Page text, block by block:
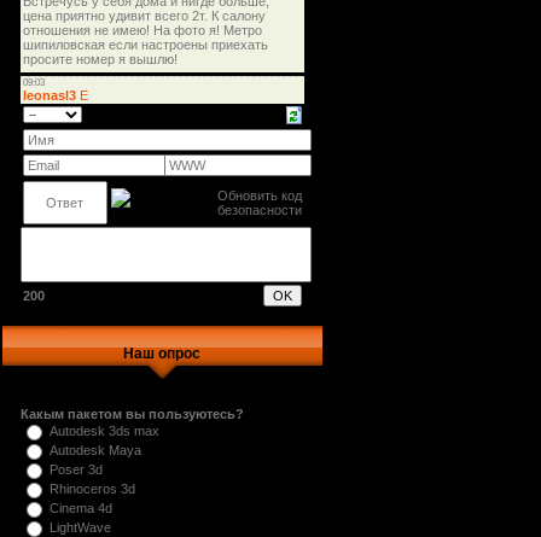
200
Наш опрос
Какым пакетом вы пользуютесь?
Autodesk 3ds max
Autodesk Maya
Poser 3d
Rhinoceros 3d
Cinema 4d
LightWave